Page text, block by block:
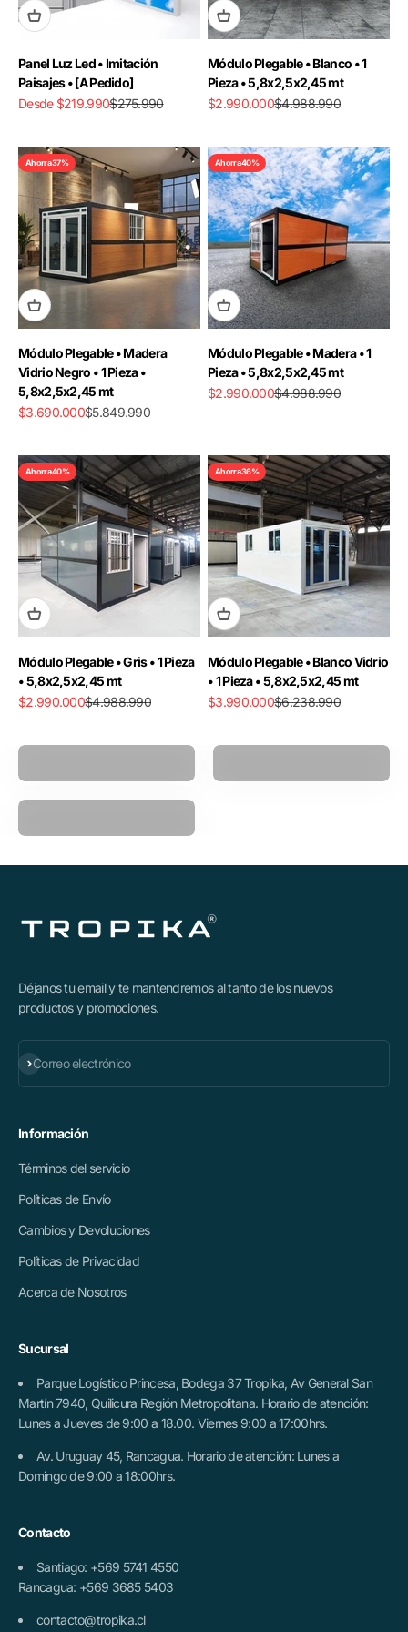
Panel Luz Led • Imitación
Paisajes • [A Pedido]
Precio de oferta
Desde $219.990Precio normal
$275.990
Módulo Plegable • Blanco • 1
Pieza • 5,8x2,5x2,45 mt
Precio de oferta
$2.990.000Precio normal
$4.988.990
Ahorra 37%
Módulo Plegable • Madera
Vidrio Negro • 1 Pieza •
5,8x2,5x2,45 mt
Precio de oferta
$3.690.000Precio normal
$5.849.990
Ahorra 40%
Módulo Plegable • Madera • 1
Pieza • 5,8x2,5x2,45 mt
Precio de oferta
$2.990.000Precio normal
$4.988.990
Ahorra 40%
Módulo Plegable • Gris • 1 Pieza
• 5,8x2,5x2,45 mt
Precio de oferta
$2.990.000Precio normal
$4.988.990
Ahorra 36%
Módulo Plegable • Blanco Vidrio
• 1 Pieza • 5,8x2,5x2,45 mt
Precio de oferta
$3.990.000Precio normal
$6.238.990
Déjanos tu email y te mantendremos al tanto de los nuevos
productos y promociones.
Correo electrónico
Suscribirse
Información
Términos del servicio
Políticas de Envío
Cambios y Devoluciones
Políticas de Privacidad
Acerca de Nosotros
Sucursal
Parque Logístico Princesa, Bodega 37 Tropika, Av General San
Martín 7940, Quilicura Región Metropolitana. Horario de atención:
Lunes a Jueves de 9:00 a 18.00. Viernes 9:00 a 17:00hrs.
Av. Uruguay 45, Rancagua. Horario de atención: Lunes a
Domingo de 9:00 a 18:00hrs.
Contacto
Santiago: +569 5741 4550
Rancagua: +569 3685 5403
contacto@tropika.cl